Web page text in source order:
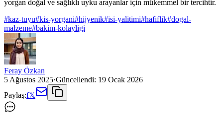
yorgan doğal ve sağlıklı uyku arayanlar için mükemmel bir tercihtir.
#kaz-tuyu#kis-yorgani#hijyenik#isi-yalitimi#hafiflik#dogal-
malzeme#bakim-kolayligi
Feray Özkan
5 Ağustos 2025·Güncellendi: 19 Ocak 2026
Paylaş:f𝕏